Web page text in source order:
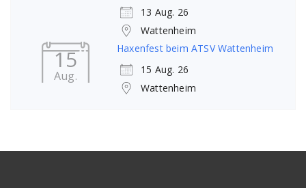
13 Aug. 26
Wattenheim
15
Aug.
Haxenfest beim ATSV Wattenheim
15 Aug. 26
Wattenheim